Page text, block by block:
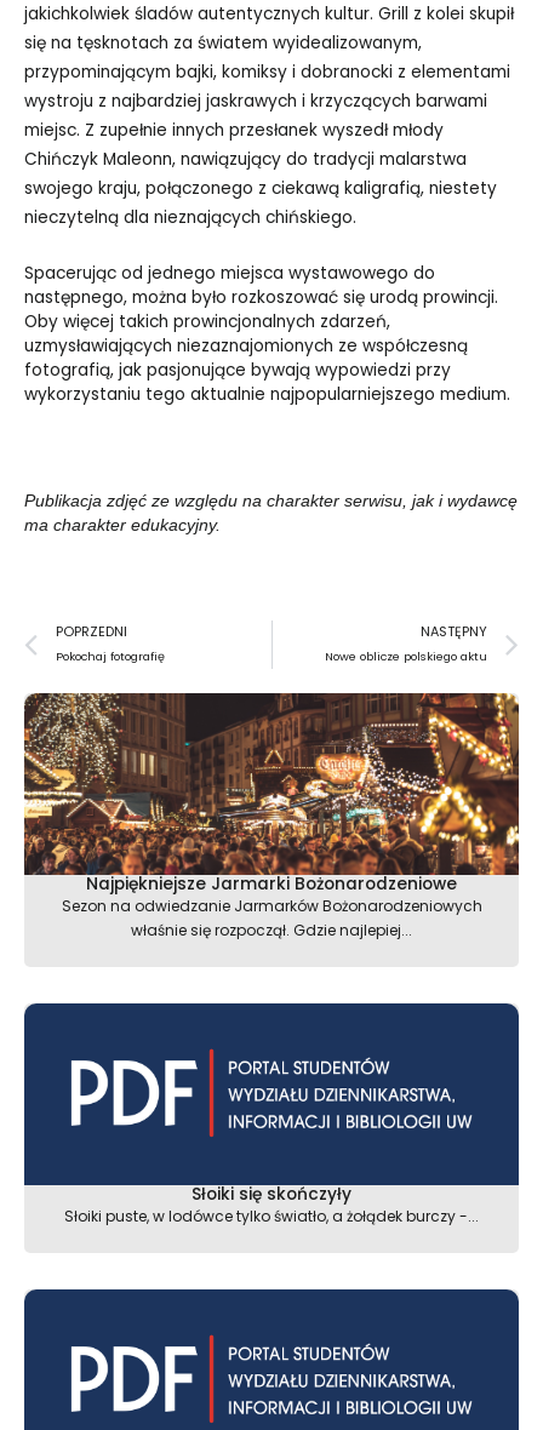
jakichkolwiek śladów autentycznych kultur. Grill z kolei skupił
się na tęsknotach za światem wyidealizowanym,
przypominającym bajki, komiksy i dobranocki z elementami
wystroju z najbardziej jaskrawych i krzyczących barwami
miejsc. Z zupełnie innych przesłanek wyszedł młody
Chińczyk Maleonn, nawiązujący do tradycji malarstwa
swojego kraju, połączonego z ciekawą kaligrafią, niestety
nieczytelną dla nieznających chińskiego.
Spacerując od jednego miejsca wystawowego do
następnego, można było rozkoszować się urodą prowincji.
Oby więcej takich prowincjonalnych zdarzeń,
uzmysławiających niezaznajomionych ze współczesną
fotografią, jak pasjonujące bywają wypowiedzi przy
wykorzystaniu tego aktualnie najpopularniejszego medium.
Publikacja zdjęć ze względu na charakter serwisu, jak i wydawcę
ma charakter edukacyjny.
Prev
POPRZEDNI
Pokochaj fotografię
NASTĘPNY
Nowe oblicze polskiego aktu
Najpiękniejsze Jarmarki Bożonarodzeniowe
Sezon na odwiedzanie Jarmarków Bożonarodzeniowych
właśnie się rozpoczął. Gdzie najlepiej...
Słoiki się skończyły
Słoiki puste, w lodówce tylko światło, a żołądek burczy -...